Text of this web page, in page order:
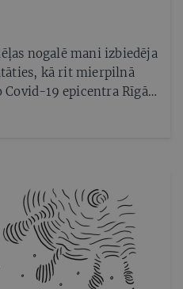
nogalē mani izbiedēja
kā rit mierpilnā
19 epicentra Rīgā.
par sābri, bet gan